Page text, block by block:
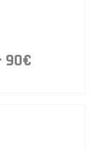
90€